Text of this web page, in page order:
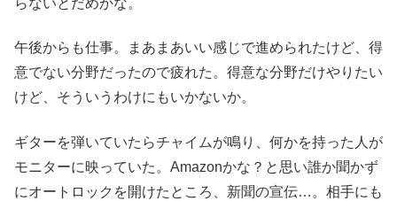
らないとだめかな。
午後からも仕事。まあまあいい感じで進められたけど、得
意でない分野だったので疲れた。得意な分野だけやりたい
けど、そういうわけにもいかないか。
ギターを弾いていたらチャイムが鳴り、何かを持った人が
モニターに映っていた。Amazonかな？と思い誰か聞かず
にオートロックを開けたところ、新聞の宣伝…。相手にも